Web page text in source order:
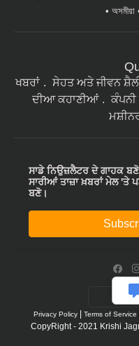
অসমীয়া
ਖਬਰਾਂ ਸੇਹਤ ਅਤੇ ਜੀਵਨ
ਦੀਆ ਕਹਾਣੀਆਂ
ਸਾਡੇ ਨਿਉਜ਼ਲੈਟਰ ਦੇ ਗਾਹਕ
ਸਾਰੀਆਂ ਤਾਜ਼ਾ ਖ਼ਬਰਾਂ ਮੇਲ 'ਤੇ
ਬਣੋ।
Privacy Policy | Terms of Service
CopyRight - 2021 Krishi